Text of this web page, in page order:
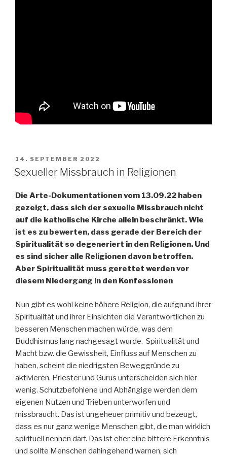
VERÖFFENTLICHT
AM
14. SEPTEMBER 2022
Sexueller Missbrauch in Religionen
Die Arte-Dokumentationen vom 13.09.22 haben
gezeigt, dass sich der sexuelle Missbrauch nicht
auf die katholische Kirche allein beschränkt. Wie
ist es zu bewerten, dass gerade der Bereich der
Spiritualität so degeneriert in den Religionen. Und
es sind sicher alle Religionen davon betroffen.
Aber Spiritualität muss gerettet werden vor
diesem Niedergang in den Konfessionen
Nun gibt es wohl keine höhere Religion, die aufgrund ihrer
Spiritualität und ihrer Einsichten die Verantwortlichen zu
besseren Menschen machen würde, was dem
Buddhismus lang nachgesagt wurde. Spiritualität und
Macht bzw. die Gewissheit, Einfluss auf Menschen zu
haben, scheint die niedrigsten Beweggründe zu
aktivieren. Priester und Gurus unterscheiden sich hier
wenig. Schutzbefohlene und Abhängige werden dem
eigenen Nutzen und Trieben unterworfen und
missbraucht. Das ist ungeheuer primitiv und bezeugt,
dass es nur ganz wenige Menschen gibt, die man wirklich
spirituell nennen darf. Das ist eher eine bittere Erkenntnis
und sollte Menschen dahingehend warnen, sich